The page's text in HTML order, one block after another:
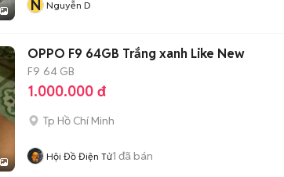
N Nguyễn D
OPPO F9 64GB Trắng xanh Like New
F9 64 GB
1.000.000 đ
Tp Hồ Chí Minh
Hội Đồ Điện Tử1 đã bán